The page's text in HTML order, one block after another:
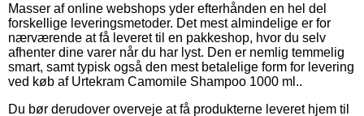
Masser af online webshops yder efterhånden en hel del
forskellige leveringsmetoder. Det mest almindelige er for
nærværende at få leveret til en pakkeshop, hvor du selv
afhenter dine varer når du har lyst. Den er nemlig temmelig
smart, samt typisk også den mest betalelige form for levering
ved køb af Urtekram Camomile Shampoo 1000 ml..
Du bør derudover overveje at få produkterne leveret hjem til